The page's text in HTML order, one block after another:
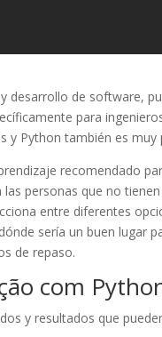
desarrollo de software,
para
y Python también es
recomendado
personas que no
entre diferentes
sería un buen lugar
de repaso.
com
y resultados que